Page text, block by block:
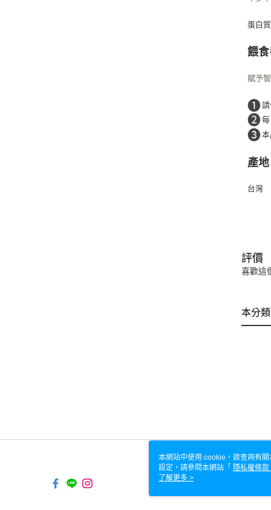
蛋白
餵
賦予
❶
❷
❸
產地
台灣
評價
喜歡這
本分
本網站中使用 cookie，欲查詢有
設定，請參閱本網站「 隱私權條款
使用 cookie。
了解更多 >